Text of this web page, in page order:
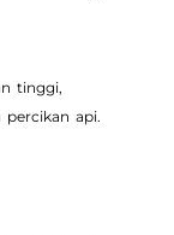
tinggi,
api.